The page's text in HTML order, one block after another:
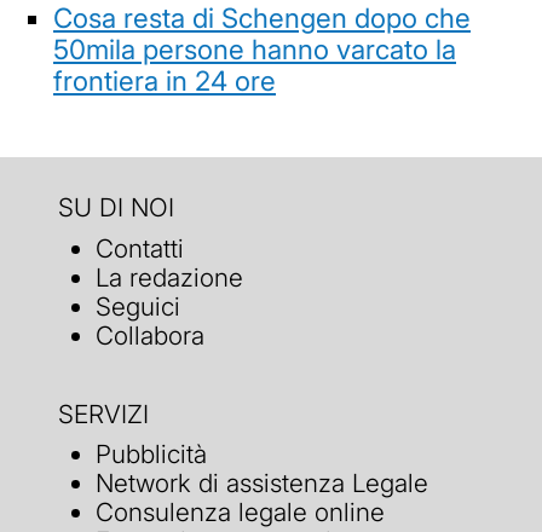
Cosa resta di Schengen dopo che
50mila persone hanno varcato la
frontiera in 24 ore
SU DI NOI
Contatti
La redazione
Seguici
Collabora
SERVIZI
Pubblicità
Network di assistenza Legale
Consulenza legale online